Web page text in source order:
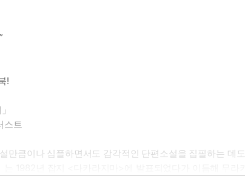
!
스트
만큼이나 심플하면서도 감각적인 단편소설을 집필하는